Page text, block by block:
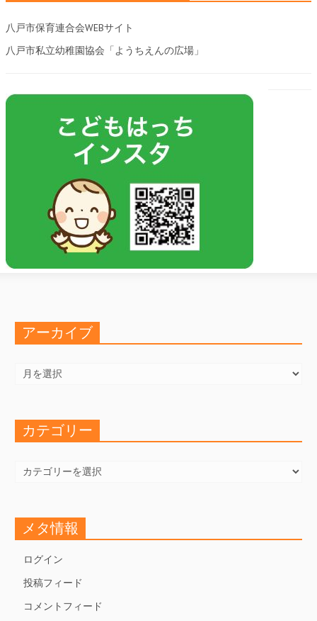
八戸市保育連合会WEBサイト
八戸市私立幼稚園協会「ようちえんの広場」
アーカイブ
カ
カテゴリー
ゴ
メタ情報
ログイン
投稿フィード
コメントフィード